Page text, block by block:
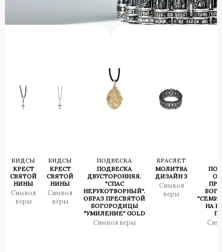
БИДСЫ
КРЕСТ
СВЯТОЙ
НИНЫ
Символ
веры
БИДСЫ
КРЕСТ
СВЯТОЙ
НИНЫ
Символ
веры
ПОДВЕСКА
ПОДВЕСКА
ДВУСТОРОННЯЯ.
"СПАС
НЕРУКОТВОРНЫЙ".
ОБРАЗ ПРЕСВЯТОЙ
БОГОРОДИЦЫ
"УМИЛЕНИЕ" GOLD
Символ веры
БРАСЛЕТ
МОЛИТВА
ДИЗАЙН 3
Символ
веры
НА